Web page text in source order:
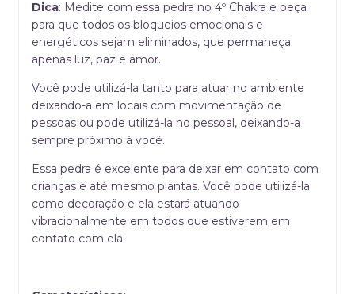
Dica: Medite com essa pedra no 4º Chakra e peça
para que todos os bloqueios emocionais e
energéticos sejam eliminados, que permaneça
apenas luz, paz e amor.
Você pode utilizá-la tanto para atuar no ambiente
deixando-a em locais com movimentação de
pessoas ou pode utilizá-la no pessoal, deixando-a
sempre próximo á você.
Essa pedra é excelente para deixar em contato com
crianças e até mesmo plantas. Você pode utilizá-la
como decoração e ela estará atuando
vibracionalmente em todos que estiverem em
contato com ela.